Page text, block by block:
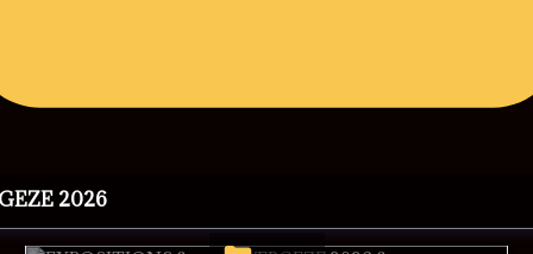
2026